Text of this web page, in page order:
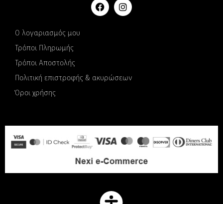
Ο λογαριασμός μου
Τρόποι Πληρωμής
Τρόποι Αποστολής
Πολιτική επιστροφής & ακυρώσεων
Όροι χρήσης